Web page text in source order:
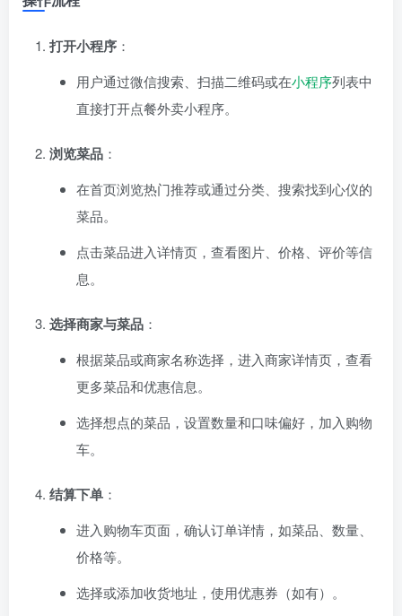
打开小程序 ：
用户通过微信搜索、扫描二维码或在小程序列表中
直接打开点餐外卖小程序。
浏览菜品 ：
在首页浏览热门推荐或通过分类、搜索找到心仪的
菜品。
点击菜品进入详情页，查看图片、价格、评价等信
息。
选择商家与菜品 ：
根据菜品或商家名称选择，进入商家详情页，查看
更多菜品和优惠信息。
选择想点的菜品，设置数量和口味偏好，加入购物
车。
结算下单 ：
进入购物车页面，确认订单详情，如菜品、数量、
价格等。
选择或添加收货地址，使用优惠券（如有）。